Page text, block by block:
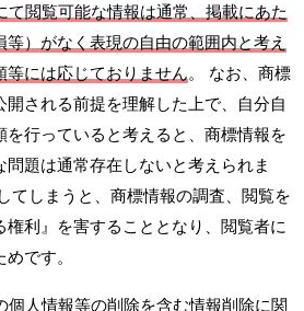
て閲覧可能な情報は通常、掲載にあた
等）がなく表現の自由の範囲内と考え
等には応じておりません。 なお、商標
される前提を理解した上で、自分自
行っていると考えると、商標情報を
題は通常存在しないと考えられま
てしまうと、商標情報の調査、閲覧を
利』を害することとなり、閲覧者に
です。
個人情報等の削除を含む情報削除に関